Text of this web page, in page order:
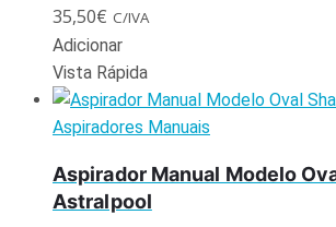
35,50€ C/IVA
Adicionar
Vista Rápida
Aspiradores Manuais
Aspirador Manual Modelo
Astralpool